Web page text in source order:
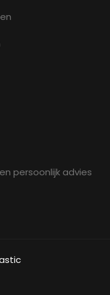
persoonlijk advies